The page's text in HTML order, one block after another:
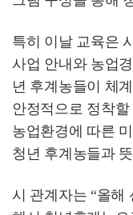
특히 이날 교육은
사업 안내와 농업
년 후계농들이 체
안정적으로 정착
농업환경에 따른
청년 후계농들과
시 관계자는 “올해